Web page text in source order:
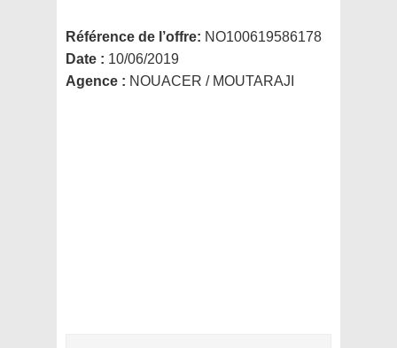
Référence de l’offre: NO100619586178
Date : 10/06/2019
Agence : NOUACER / MOUTARAJI